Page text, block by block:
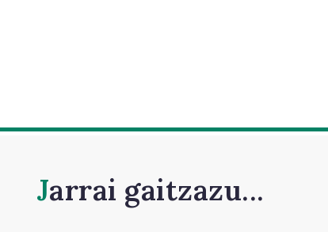
Jarrai gaitzazu...